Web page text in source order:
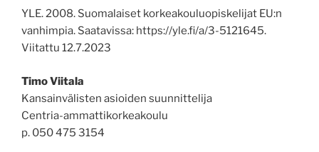
YLE. 2008. Suomalaiset korkeakouluopiskelijat EU:n
vanhimpia. Saatavissa: https://yle.fi/a/3-5121645.
Viitattu 12.7.2023
Timo Viitala
Kansainvälisten asioiden suunnittelija
Centria-ammattikorkeakoulu
p. 050 475 3154